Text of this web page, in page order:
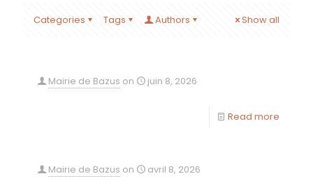
Categories Tags Authors Show all
Mairie de Bazus on juin 8, 2026
Read more
Mairie de Bazus on avril 8, 2026